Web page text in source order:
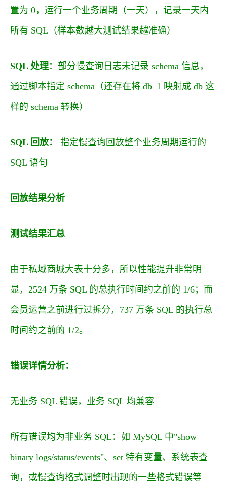
置为 0，运行一个业务周期（一天），记录一天内
所有 SQL（样本数越大测试结果越准确）
SQL 处理：部分慢查询日志未记录 schema 信息，
通过脚本指定 schema（还存在将 db_1 映射成 db 这
样的 schema 转换）
SQL 回放：
指定慢查询回放整个业务周期运行的
SQL 语句
回放结果分析
测试结果汇总
由于私域商城大表十分多，所以性能提升非常明
显，2524 万条 SQL 的总执行时间约之前的 1/6；而
会员运营之前进行过拆分，737 万条 SQL 的执行总
时间约之前的 1/2。
错误详情分析：
无业务 SQL 错误，业务 SQL 均兼容
所有错误均为非业务 SQL：如 MySQL 中"show
binary logs/status/events"、set 特有变量、系统表查
询，或慢查询格式调整时出现的一些格式错误等